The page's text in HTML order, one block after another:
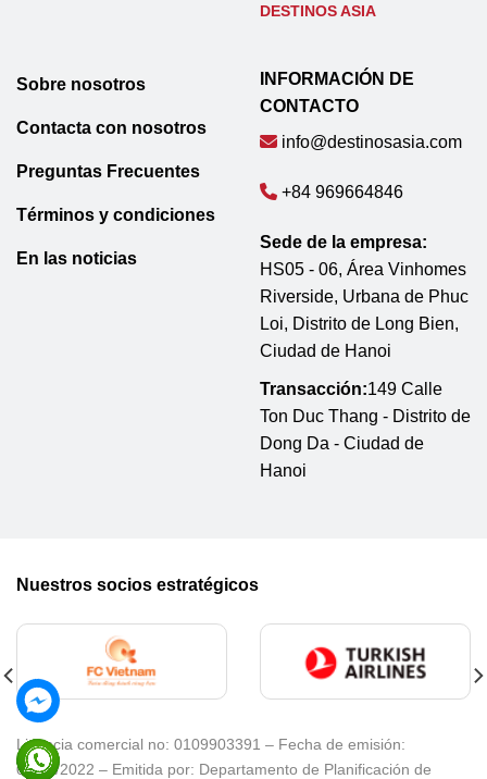
DESTINOS ASIA
Sobre nosotros
Contacta con nosotros
Preguntas Frecuentes
Términos y condiciones
En las noticias
INFORMACIÓN DE
CONTACTO
info@destinosasia.com
+84 969664846
Sede de la empresa:
HS05 - 06, Área Vinhomes
Riverside, Urbana de Phuc
Loi, Distrito de Long Bien,
Ciudad de Hanoi
Transacción:149 Calle
Ton Duc Thang - Distrito de
Dong Da - Ciudad de
Hanoi
Nuestros socios estratégicos
Licencia comercial no: 0109903391 – Fecha de emisión:
08/02/2022 – Emitida por: Departamento de Planificación de